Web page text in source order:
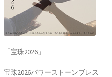
「宝珠2026」
宝珠2026パワーストーンブレス